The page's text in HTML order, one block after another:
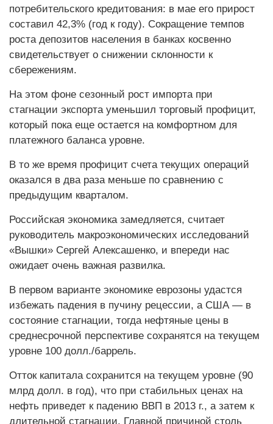
потребительского кредитования: в мае его прирост
составил 42,3% (год к году). Сокращение темпов
роста депозитов населения в банках косвенно
свидетельствует о снижении склонности к
сбережениям.
На этом фоне сезонный рост импорта при
стагнации экспорта уменьшил торговый профицит,
который пока еще остается на комфортном для
платежного баланса уровне.
В то же время профицит счета текущих операций
оказался в два раза меньше по сравнению с
предыдущим кварталом.
Российская экономика замедляется, считает
руководитель макроэкономических исследований
«Вышки» Сергей Алексашенко, и впереди нас
ожидает очень важная развилка.
В первом варианте экономике еврозоны удастся
избежать падения в пучину рецессии, а США — в
состояние стагнации, тогда нефтяные цены в
среднесрочной перспективе сохранятся на текущем
уровне 100 долл./баррель.
Отток капитала сохранится на текущем уровне (90
млрд долл. в год), что при стабильных ценах на
нефть приведет к падению ВВП в 2013 г., а затем к
длительной стагнации. Главной причиной столь